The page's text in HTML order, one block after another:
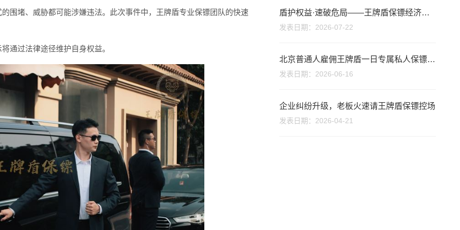
围堵、威胁都可能涉嫌违法。此次事件中，王牌盾专业保镖团队的快速
通过法律途径维护自身权益。
盾护权益·速破危局——王牌盾保镖经济纠纷实战获好评
发表日期：2026-07-22
北京普通人雇佣王牌盾一日专属私人保镖：平凡日常，亦有硬核安心守护
发表日期：2026-06-16
企业纠纷升级，老板火速请王牌盾保镖控场
发表日期：2026-04-21
座机